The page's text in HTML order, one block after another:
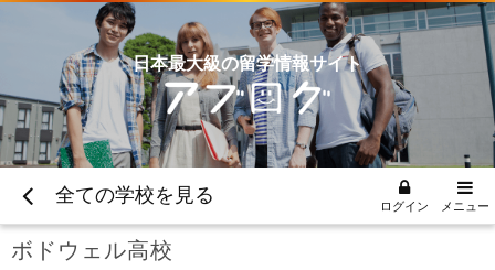
日本最大級の留学情報サイト
全ての学校を見る ログイン メニュー
ボドウェル高校